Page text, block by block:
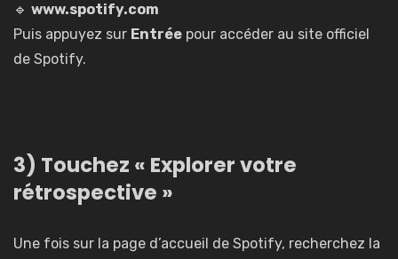
🔹 www.spotify.com
Puis appuyez sur Entrée pour accéder au site officiel
de Spotify.
3) Touchez « Explorer votre
rétrospective »
Une fois sur la page d’accueil de Spotify, recherchez la